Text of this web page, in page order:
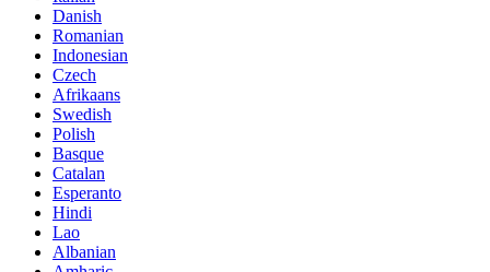
Danish
Romanian
Indonesian
Czech
Afrikaans
Swedish
Polish
Basque
Catalan
Esperanto
Hindi
Lao
Albanian